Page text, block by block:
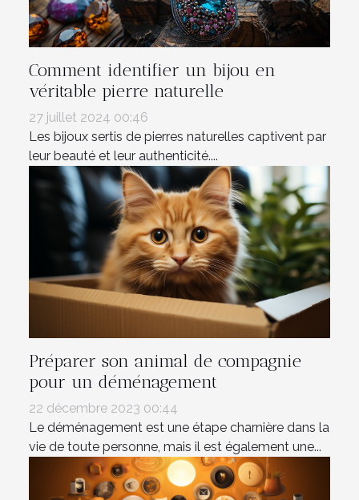
Comment identifier un bijou en
véritable pierre naturelle
27 juillet 2024 00:46
Les bijoux sertis de pierres naturelles captivent par
leur beauté et leur authenticité....
Préparer son animal de compagnie
pour un déménagement
22 décembre 2023 00:44
Le déménagement est une étape charnière dans la
vie de toute personne, mais il est également une...